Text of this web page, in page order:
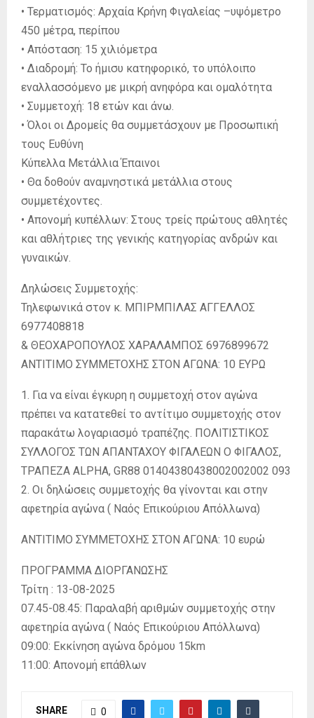
• Τερματισμός: Αρχαία Κρήνη Φιγαλείας –υψόμετρο
450 μέτρα, περίπου
• Απόσταση: 15 χιλιόμετρα
• Διαδρομή: Το ήμισυ κατηφορικό, το υπόλοιπο
εναλλασσόμενο με μικρή ανηφόρα και ομαλότητα
• Συμμετοχή: 18 ετών και άνω.
• Όλοι οι Δρομείς θα συμμετάσχουν με Προσωπική
τους Ευθύνη
Κύπελλα Μετάλλια Έπαινοι
• Θα δοθούν αναμνηστικά μετάλλια στους
συμμετέχοντες.
• Απονομή κυπέλλων: Στους τρείς πρώτους αθλητές
και αθλήτριες της γενικής κατηγορίας ανδρών και
γυναικών.
Δηλώσεις Συμμετοχής:
Τηλεφωνικά στον κ. ΜΠΙΡΜΠΙΛΑΣ ΑΓΓΕΛΛΟΣ
6977408818
& ΘΕΟΧΑΡΟΠΟΥΛΟΣ ΧΑΡΑΛΑΜΠΟΣ 6976899672
ΑΝΤΙΤΙΜΟ ΣΥΜΜΕΤΟΧΗΣ ΣΤΟΝ ΑΓΩΝΑ: 10 ΕΥΡΩ
1. Για να είναι έγκυρη η συμμετοχή στον αγώνα
πρέπει να κατατεθεί το αντίτιμο συμμετοχής στον
παρακάτω λογαριασμό τραπέζης. ΠΟΛΙΤΙΣΤΙΚΟΣ
ΣΥΛΛΟΓΟΣ ΤΩΝ ΑΠΑΝΤΑΧΟΥ ΦΙΓΑΛΕΩΝ Ο ΦΙΓΑΛΟΣ,
ΤΡΑΠΕΖΑ ALPHA, GR88 01404380438002002002 093
2. Οι δηλώσεις συμμετοχής θα γίνονται και στην
αφετηρία αγώνα ( Ναός Επικούριου Απόλλωνα)
ΑΝΤΙΤΙΜΟ ΣΥΜΜΕΤΟΧΗΣ ΣΤΟΝ ΑΓΩΝΑ: 10 ευρώ
ΠΡΟΓΡΑΜΜΑ ΔΙΟΡΓΑΝΩΣΗΣ
Τρίτη : 13-08-2025
07.45-08.45: Παραλαβή αριθμών συμμετοχής στην
αφετηρία αγώνα ( Ναός Επικούριου Απόλλωνα)
09:00: Εκκίνηση αγώνα δρόμου 15km
11:00: Απονομή επάθλων
SHARE 0